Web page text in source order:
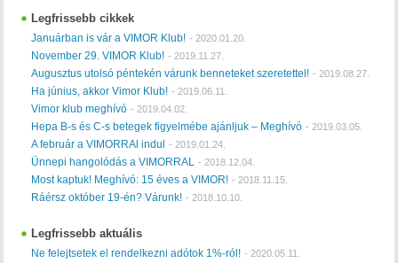
Legfrissebb cikkek
Januárban is vár a VIMOR Klub! - 2020.01.20.
November 29. VIMOR Klub! - 2019.11.27.
Augusztus utolsó péntekén várunk benneteket szeretettel! - 2019.08.27.
Ha június, akkor Vimor Klub! - 2019.06.11.
Vimor klub meghívó - 2019.04.02.
Hepa B-s és C-s betegek figyelmébe ajánljuk – Meghívó - 2019.03.05.
A február a VIMORRAl indul - 2019.01.24.
Ünnepi hangolódás a VIMORRAL - 2018.12.04.
Most kaptuk! Meghívó: 15 éves a VIMOR! - 2018.11.15.
Ráérsz október 19-én? Várunk! - 2018.10.10.
Legfrissebb aktuális
Ne felejtsetek el rendelkezni adótok 1%-ról! - 2020.05.11.